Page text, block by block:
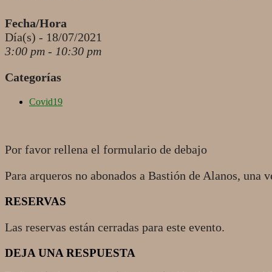
Fecha/Hora
Día(s) - 18/07/2021
3:00 pm - 10:30 pm
Categorías
Covid19
Por favor rellena el formulario de debajo
Para arqueros no abonados a Bastión de Alanos,
RESERVAS
Las reservas están cerradas para este evento.
2021-
DEJA UNA RESPUESTA